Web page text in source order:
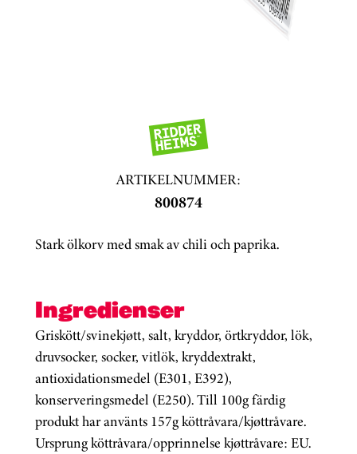
ARTIKELNUMMER:
800874
Stark ölkorv med smak av chili och paprika.
Ingredienser
Griskött/svinekjøtt, salt, kryddor, örtkryddor, lök,
druvsocker, socker, vitlök, kryddextrakt,
antioxidationsmedel (E301, E392),
konserveringsmedel (E250). Till 100g färdig
produkt har använts 157g köttråvara/kjøttråvare.
Ursprung köttråvara/opprinnelse kjøttråvare: EU.